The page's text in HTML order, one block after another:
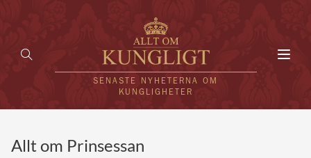
SENASTE NYHETERNA OM
KUNGLIGHETER
Allt om Prinsessan